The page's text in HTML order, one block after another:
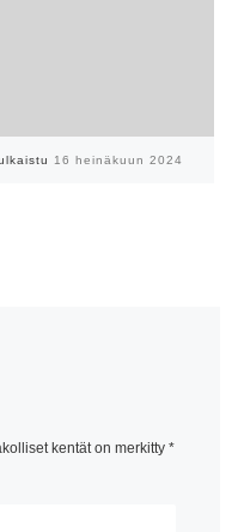
16 heinäkuun 2024
kentät on merkitty *